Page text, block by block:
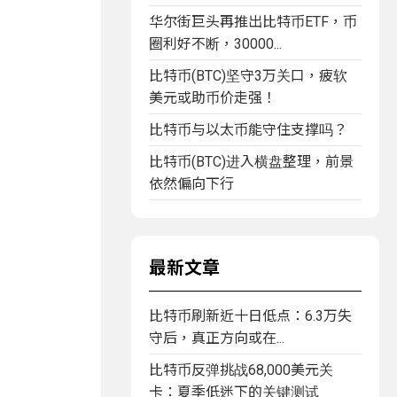
华尔街巨头再推出比特币ETF，币
圈利好不断，30000...
比特币(BTC)坚守3万关口，疲软
美元或助币价走强！
比特币与以太币能守住支撑吗？
比特币(BTC)进入横盘整理，前景
依然偏向下行
最新文章
比特币刷新近十日低点：6.3万失
守后，真正方向或在...
比特币反弹挑战68,000美元关
卡：夏季低迷下的关键测试